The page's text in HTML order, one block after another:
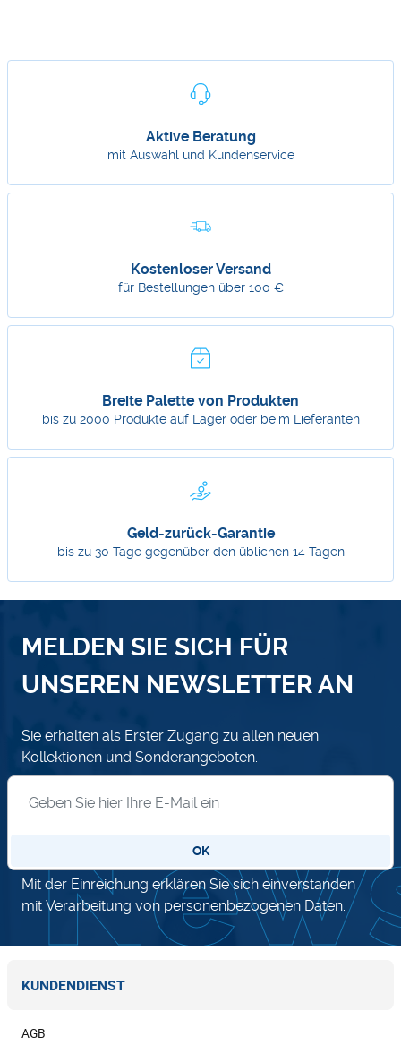
Aktive Beratung
mit Auswahl und Kundenservice
Kostenloser Versand
für Bestellungen über 100 €
Breite Palette von Produkten
bis zu 2000 Produkte auf Lager oder beim Lieferanten
Geld-zurück-Garantie
bis zu 30 Tage gegenüber den üblichen 14 Tagen
MELDEN SIE SICH FÜR
UNSEREN NEWSLETTER AN
Sie erhalten als Erster Zugang zu allen neuen
Kollektionen und Sonderangeboten.
OK
Mit der Einreichung erklären Sie sich einverstanden
mit Verarbeitung von personenbezogenen Daten.
KUNDENDIENST
AGB